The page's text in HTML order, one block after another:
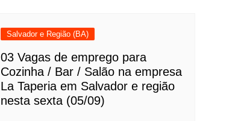
Salvador e Região (BA)
03 Vagas de emprego para
Cozinha / Bar / Salão na empresa
La Taperia em Salvador e região
nesta sexta (05/09)